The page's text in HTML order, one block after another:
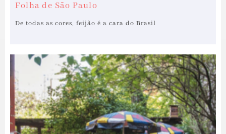
Folha de São Paulo
De todas as cores, feijão é a cara do Brasil